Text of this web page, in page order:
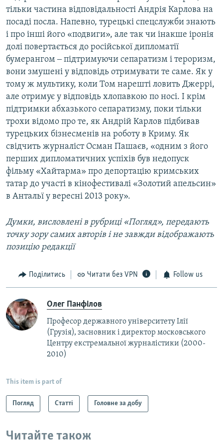
тільки частина відповідальності Андрія Карлова на
посаді посла. Напевно, турецькі спецслужби знають
і про інші його «подвиги», але так чи інакше іронія
долі повертається до російської дипломатії
бумерангом ‒ підтримуючи сепаратизм і тероризм,
вони змушені у відповідь отримувати те саме. Як у
тому ж мультику, коли Том нарешті ловить Джеррі,
але отримує у відповідь хлопавкою по носі. І крім
підтримки абхазького сепаратизму, поки тільки
трохи відомо про те, як Андрій Карлов підбивав
турецьких бізнесменів на роботу в Криму. Як
свідчить журналіст Осман Пашаєв, «одним з його
перших дипломатичних успіхів був недопуск
фільму «Хайтарма» про депортацію кримських
татар до участі в кінофестивалі «Золотий апельсин»
в Антальї у вересні 2013 року».
Думки, висловлені в рубриці «Погляд», передають
точку зору самих авторів і не завжди відображають
позицію редакції
Поділитись Читати без VPN Follow us
Олег Панфілов
Професор державного університету Ілії
(Грузія), засновник і директор московського
Центру екстремальної журналістики (2000-
2010)
This item is part of
Погляд Статті Головне за добу
Читайте також